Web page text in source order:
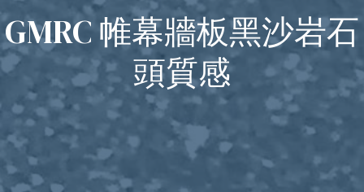
GMRC 帷幕牆板黑沙岩石
頭質感